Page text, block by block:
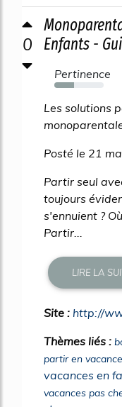
0
Enfants -
Pertinence
40%
Les solutions
Posté le 21
Partir seul
toujours
s'ennuient ?
Partir...
LIRE LA
Site : http://
Thèmes liés :
partir en
vacances en
vacances pas